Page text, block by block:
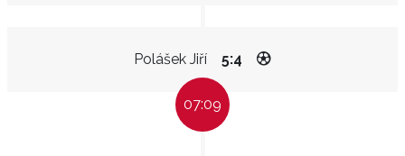
Polášek Jiří 5:4
07:09